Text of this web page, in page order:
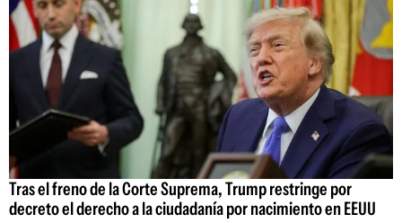
Tras el freno de la Corte Suprema, Trump restringe por
decreto el derecho a la ciudadanía por nacimiento en EEUU